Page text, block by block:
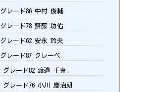
グレード86 中村 俊輔
グレード78 齋藤 功佑
グレード62 安永 玲央
グレード87 クレーベ
グレード82 渡邉 千真
グレード76 小川 慶治朗